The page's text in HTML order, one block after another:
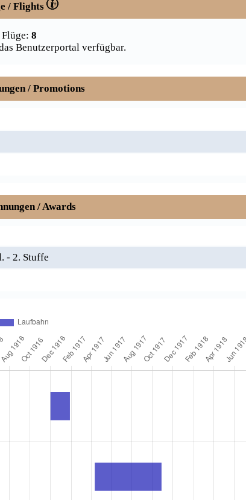
/ Flights
Flüge: 8
Benutzerportal verfügbar.
/ Promotions
/ Awards
- 2. Stuffe